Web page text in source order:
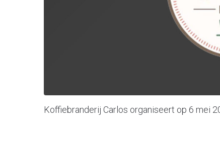
Koffiebranderij Carlos organiseert op 6 mei